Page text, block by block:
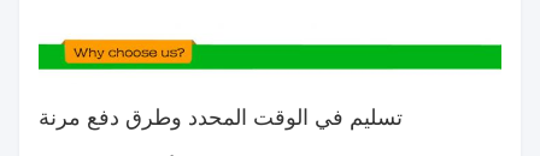
تسليم في الوقت المحدد وطرق دفع مرنة